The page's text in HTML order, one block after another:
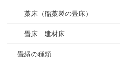
藁床（稲藁製の畳床）
畳床 建材床
畳縁の種類